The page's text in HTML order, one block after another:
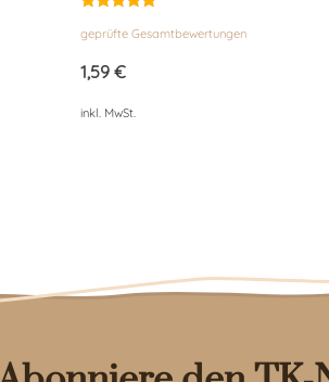
mit
von 5
geprüfte Gesamtbewertungen
1,59 €
inkl. MwSt.